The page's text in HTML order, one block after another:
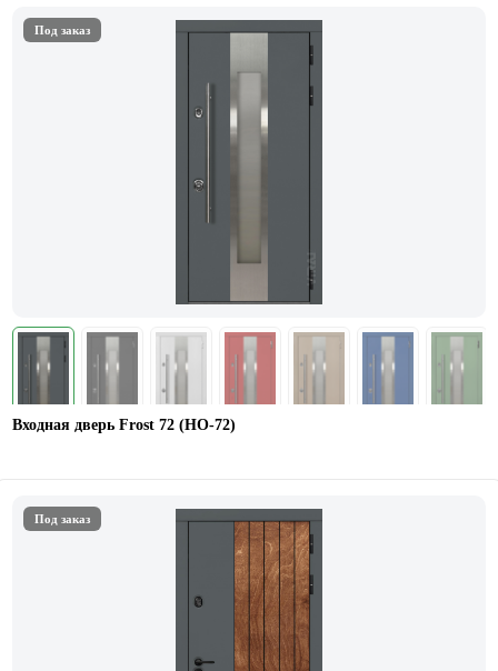
Под заказ
Входная дверь Frost 72 (HO-72)
Под заказ